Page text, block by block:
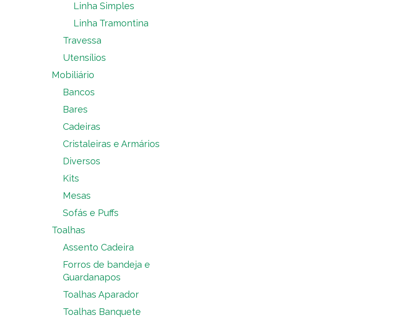
Linha Simples
Linha Tramontina
Travessa
Utensílios
Mobiliário
Bancos
Bares
Cadeiras
Cristaleiras e Armários
Diversos
Kits
Mesas
Sofás e Puffs
Toalhas
Assento Cadeira
Forros de bandeja e
Guardanapos
Toalhas Aparador
Toalhas Banquete